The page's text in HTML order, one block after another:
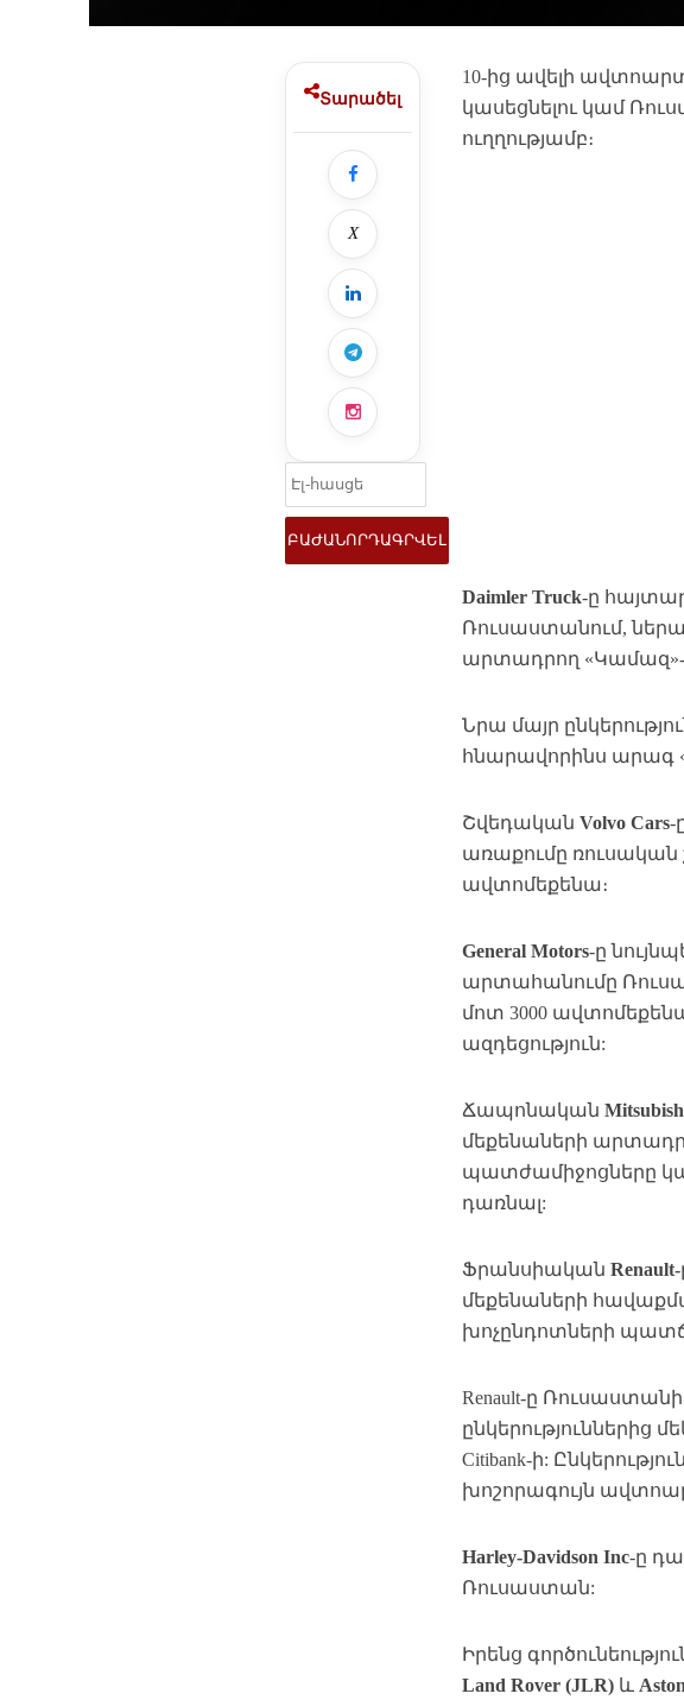
Տարածել
X
10-ից ավելի
կասեցնելու կամ
ուղղությամբ։
Daimler Truck-ը
Ռուսաստանում,
արտադրող
Նրա մայր
հնարավորինս արագ
ՇվեդականVolvo Cars-
առաքումը ռուսական
ավտոմեքենա։
General Motors-ը
արտահանումը
մոտ 3000
ազդեցություն:
Ճապոնական
մեքենաների
պատժամիջոցները
դառնալ:
ՖրանսիականRenault-
մեքենաների
խոչընդոտների
Renault-ը
ընկերություններից
Citibank-ի:
խոշորագույն
Harley-Davidson Inc-ը
Ռուսաստան:
Իրենց
Land Rover (JLR) և